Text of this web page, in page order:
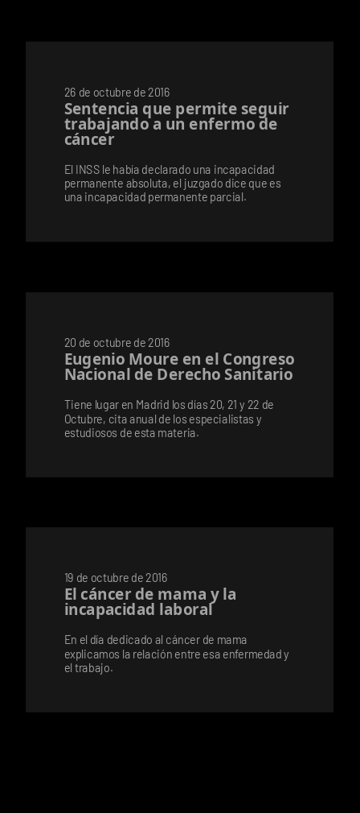
26 de octubre de 2016
Sentencia que permite seguir
trabajando a un enfermo de
cáncer
El INSS le había declarado una incapacidad
permanente absoluta, el juzgado dice que es
una incapacidad permanente parcial.
20 de octubre de 2016
Eugenio Moure en el Congreso
Nacional de Derecho Sanitario
Tiene lugar en Madrid los días 20, 21 y 22 de
Octubre, cita anual de los especialistas y
estudiosos de esta materia.
19 de octubre de 2016
El cáncer de mama y la
incapacidad laboral
En el día dedicado al cáncer de mama
explicamos la relación entre esa enfermedad y
el trabajo.